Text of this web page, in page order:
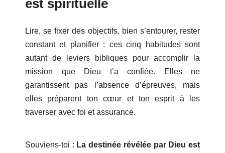
est spirituelle
Lire, se fixer des objectifs, bien s’entourer, rester
constant et planifier : ces cinq habitudes sont
autant de leviers bibliques pour accomplir la
mission que Dieu t’a confiée. Elles ne
garantissent pas l’absence d’épreuves, mais
elles préparent ton cœur et ton esprit à les
traverser avec foi et assurance.
Souviens-toi : La destinée révélée par Dieu est